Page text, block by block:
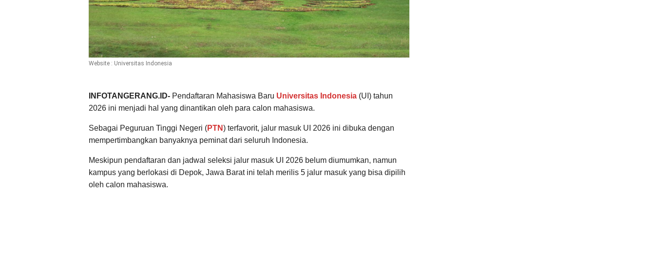
Website : Universitas Indonesia
INFOTANGERANG.ID- Pendaftaran Mahasiswa Baru Universitas Indonesia (UI) tahun
2026 ini menjadi hal yang dinantikan oleh para calon mahasiswa.
Sebagai Peguruan Tinggi Negeri (PTN) terfavorit, jalur masuk UI 2026 ini dibuka dengan
mempertimbangkan banyaknya peminat dari seluruh Indonesia.
Meskipun pendaftaran dan jadwal seleksi jalur masuk UI 2026 belum diumumkan, namun
kampus yang berlokasi di Depok, Jawa Barat ini telah merilis 5 jalur masuk yang bisa dipilih
oleh calon mahasiswa.